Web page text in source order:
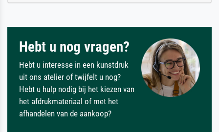
Hebt u nog vragen?
Hebt u interesse in een kunstdruk
uit ons atelier of twijfelt u nog?
Hebt u hulp nodig bij het kiezen van
het afdrukmateriaal of met het
afhandelen van de aankoop?